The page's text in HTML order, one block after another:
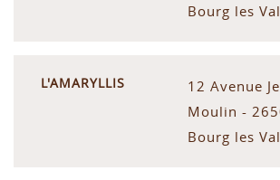
Bourg les
L'AMARYLLIS
12 Avenue
Moulin -
Bourg les